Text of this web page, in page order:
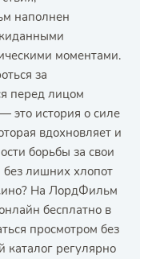
наполнен
моментами.
за
перед лицом
это история о силе
вдохновляет и
борьбы за свои
без лишних хлопот
На ЛордФильм
бесплатно в
просмотром без
регулярно